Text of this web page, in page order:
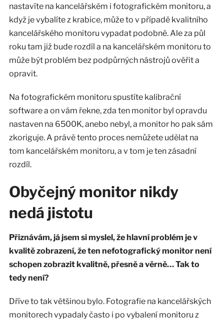
nastavíte na kancelářském i fotografickém monitoru, a
když je vybalíte z krabice, může to v případě kvalitního
kancelářského monitoru vypadat podobně. Ale za půl
roku tam již bude rozdíl a na kancelářském monitoru to
může být problém bez podpůrných nástrojů ověřit a
opravit.
Na fotografickém monitoru spustíte kalibrační
software a on vám řekne, zda ten monitor byl opravdu
nastaven na 6500K, anebo nebyl, a monitor ho pak sám
zkoriguje. A právě tento proces nemůžete udělat na
tom kancelářském monitoru, a v tom je ten zásadní
rozdíl.
Obyčejný monitor nikdy
nedá jistotu
Přiznávám, já jsem si myslel, že hlavní problém je v
kvalitě zobrazení, že ten nefotografický monitor není
schopen zobrazit kvalitně, přesně a věrně… Tak to
tedy není?
Dříve to tak většinou bylo. Fotografie na kancelářských
monitorech vypadaly často i po vybalení monitoru z